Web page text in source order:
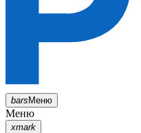
barsМеню
Меню
xmark